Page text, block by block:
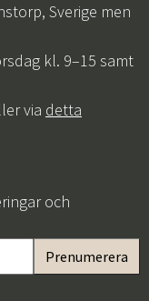
Sverige men
kl. 9–15 samt
via detta
och